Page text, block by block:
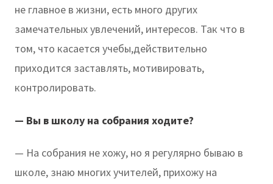
не главное в жизни, есть много других
замечательных увлечений, интересов. Так что в
том, что касается учебы,действительно
приходится заставлять, мотивировать,
контролировать.
— Вы в школу на собрания ходите?
— На собрания не хожу, но я регулярно бываю в
школе, знаю многих учителей, прихожу на